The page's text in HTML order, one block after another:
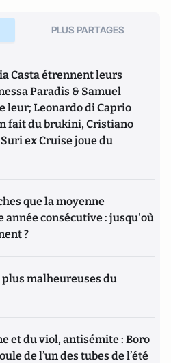
PLUS PARTAGES
Casta étrennent leurs
Paradis & Samuel
leur; Leonardo di Caprio
fait du brukini, Cristiano
ex Cruise joue du
que la moyenne
année consécutive : jusqu'où
?
plus malheureuses du
et du viol, antisémite : Boro
de l’un des tubes de l’été